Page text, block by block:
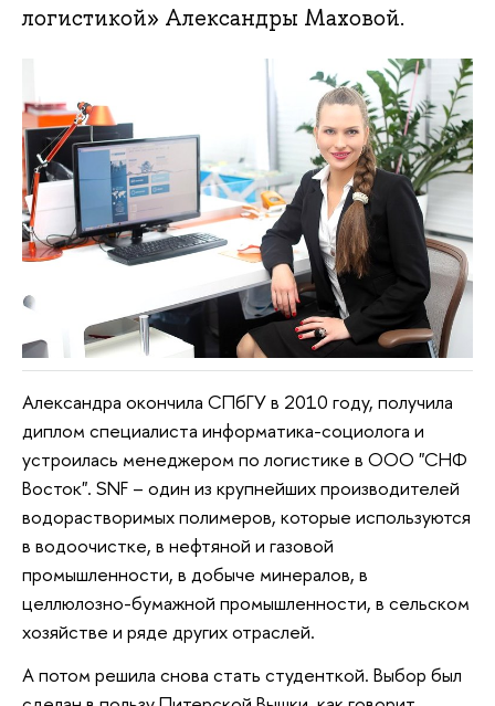
логистикой» Александры Маховой.
Александра окончила СПбГУ в 2010 году, получила
диплом специалиста информатика-социолога и
устроилась менеджером по логистике в ООО "СНФ
Восток". SNF – один из крупнейших производителей
водорастворимых полимеров, которые используются
в водоочистке, в нефтяной и газовой
промышленности, в добыче минералов, в
целлюлозно-бумажной промышленности, в сельском
хозяйстве и ряде других отраслей.
А потом решила снова стать студенткой. Выбор был